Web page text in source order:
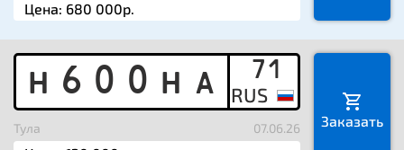
H 6 0 0 H A 71
Тула 07.06.26 Заказать